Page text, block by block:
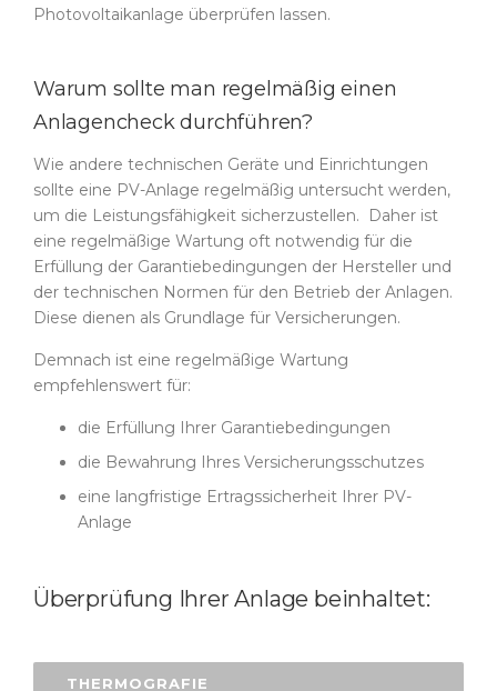
Photovoltaikanlage überprüfen lassen.
Warum sollte man regelmäßig einen
Anlagencheck durchführen?
Wie andere technischen Geräte und Einrichtungen
sollte eine PV-Anlage regelmäßig untersucht werden,
um die Leistungsfähigkeit sicherzustellen. Daher ist
eine regelmäßige Wartung oft notwendig für die
Erfüllung der Garantiebedingungen der Hersteller und
der technischen Normen für den Betrieb der Anlagen.
Diese dienen als Grundlage für Versicherungen.
Demnach ist eine regelmäßige Wartung
empfehlenswert für:
die Erfüllung Ihrer Garantiebedingungen
die Bewahrung Ihres Versicherungsschutzes
eine langfristige Ertragssicherheit Ihrer PV-
Anlage
Überprüfung Ihrer Anlage beinhaltet:
THERMOGRAFIE